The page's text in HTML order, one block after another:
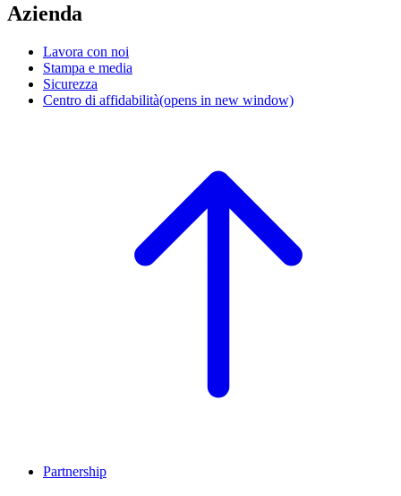
Azienda
Lavora con noi
Stampa e media
Sicurezza
Centro di affidabilità(opens in new window)
Partnership